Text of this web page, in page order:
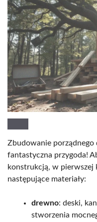
Zbudowanie
fantastyczna przygoda!
konstrukcją, w pierwszej
następujące materiały:
drewno: deski,
stworzenia